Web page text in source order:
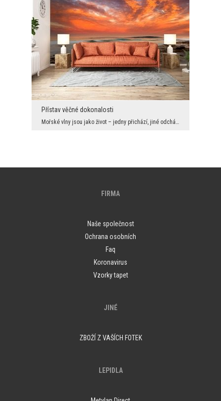
Přístav věčné dokonalosti
Mořské vlny jsou jako život – jedny přichází, jiné odchází. Jejich nostalgické chování však není ...
FIRMA
Naše společnost
Ochrana osobních
Faq
Koronavirus
Vzorky tapet
JINÉ
ZBOŽÍ Z VAŠÍCH FOTEK
LEPIDLA